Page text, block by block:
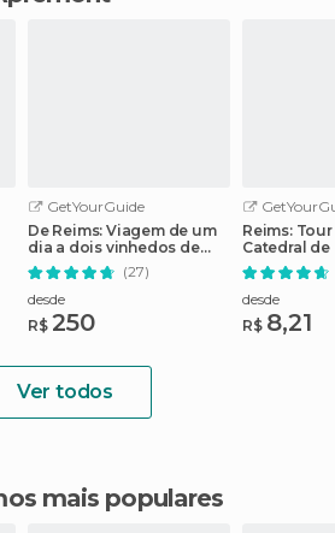
GetYourGuide
De Reims: Viagem de um
dia a dois vinhedos de
champanhe com almoço
(27)
desde
R$ 250
Reims:
Catedral
em Inglês
desde
R$ 8,21
Ver todos
mais populares